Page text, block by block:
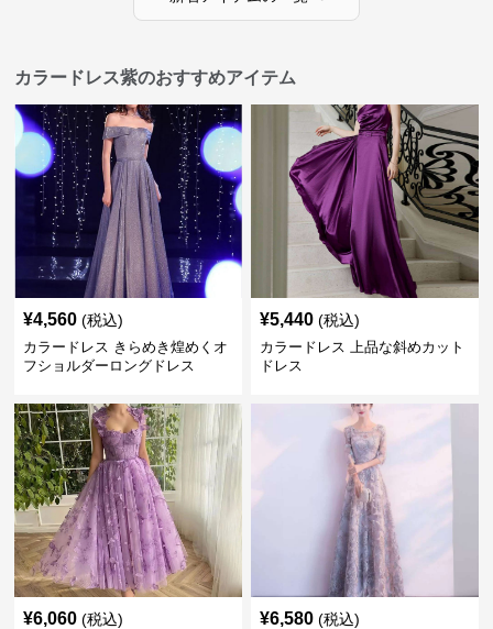
カラードレス紫のおすすめアイテム
¥4,560 (税込)
カラードレス きらめき煌めくオ
フショルダーロングドレス
¥5,440 (税込)
カラードレス 上品な斜めカット
ドレス
¥6,060 (税込) ¥6,580 (税込)